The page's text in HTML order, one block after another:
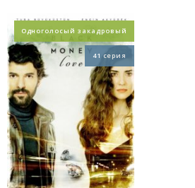
Одноголосый закадровый
41 серия